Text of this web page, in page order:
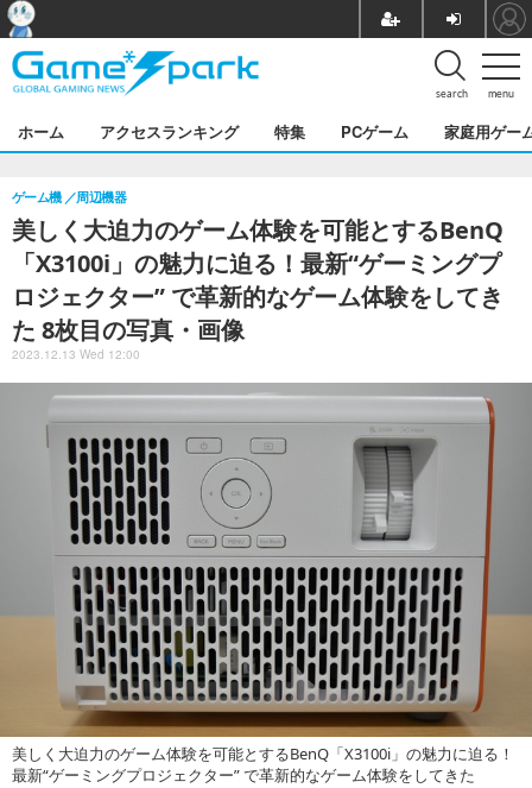
menu
search
ホーム アクセスランキング 特集 PCゲーム 家庭用ゲー
美しく大迫力のゲーム体験を可能とするBenQ
「X3100i」の魅力に迫る！最新“ゲーミングプ
ロジェクター” で革新的なゲーム体験をしてき
た 8枚目の写真・画像
ゲーム機 周辺機器
2023.12.13 Wed 12:00
美しく大迫力のゲーム体験を可能とするBenQ「X3100i」の魅力に迫る！
最新“ゲーミングプロジェクター” で革新的なゲーム体験をしてきた